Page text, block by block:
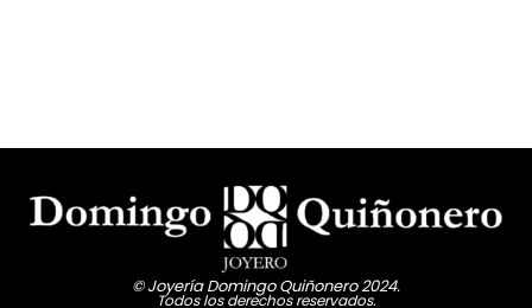
© Joyería Domingo Quiñonero 2024.
Todos los derechos reservados.